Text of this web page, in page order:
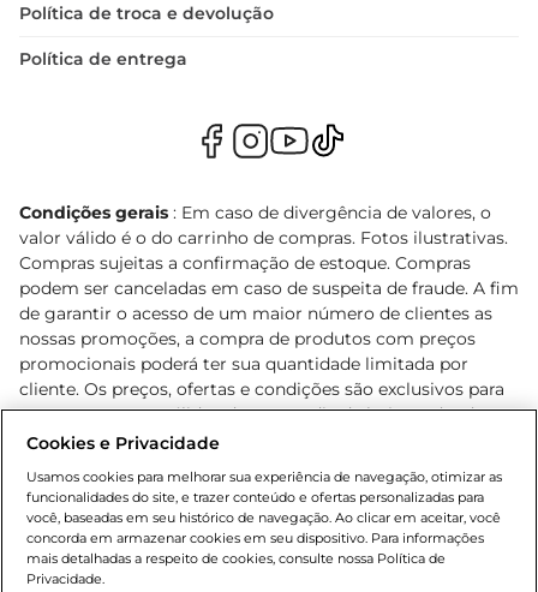
Política de troca e devolução
Política de entrega
Condições gerais : Em caso de divergência de valores, o
valor válido é o do carrinho de compras. Fotos ilustrativas.
Compras sujeitas a confirmação de estoque. Compras
podem ser canceladas em caso de suspeita de fraude. A fim
de garantir o acesso de um maior número de clientes as
nossas promoções, a compra de produtos com preços
promocionais poderá ter sua quantidade limitada por
cliente. Os preços, ofertas e condições são exclusivos para
o e-commerce e válidos durante o dia de hoje, podendo
sofrer alterações sem prévia notificação. Proibida a venda
Lei n.º 8069/90, art. 81, inciso II (Estatuto da Criança e do
Adolescente). Preços e condições exclusivos para o
www.bretas.com.br, podendo sofrer alterações sem aviso
prévio. O valor mínimo para as compras on-line é de R$
Cookies e Privacidade
Usamos cookies para melhorar sua experiência de navegação, otimizar as
funcionalidades do site, e trazer conteúdo e ofertas personalizadas para
você, baseadas em seu histórico de navegação. Ao clicar em aceitar, você
concorda em armazenar cookies em seu dispositivo. Para informações
mais detalhadas a respeito de cookies, consulte nossa Política de
Privacidade.